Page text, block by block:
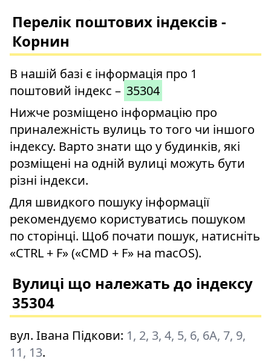
Перелік поштових індексів -
Корнин
В нашій базі є інформація про 1
поштовий індекс – 35304
Нижче розміщено інформацію про
приналежність вулиць то того чи іншого
індексу. Варто знати що у будинків, які
розміщені на одній вулиці можуть бути
різні індекси.
Для швидкого пошуку інформації
рекомендуємо користуватись пошуком
по сторінці. Щоб почати пошук, натисніть
«CTRL + F» («CMD + F» на macOS).
Вулиці що належать до індексу
35304
вул. Івана Підкови: 1, 2, 3, 4, 5, 6, 6А, 7, 9,
11, 13.